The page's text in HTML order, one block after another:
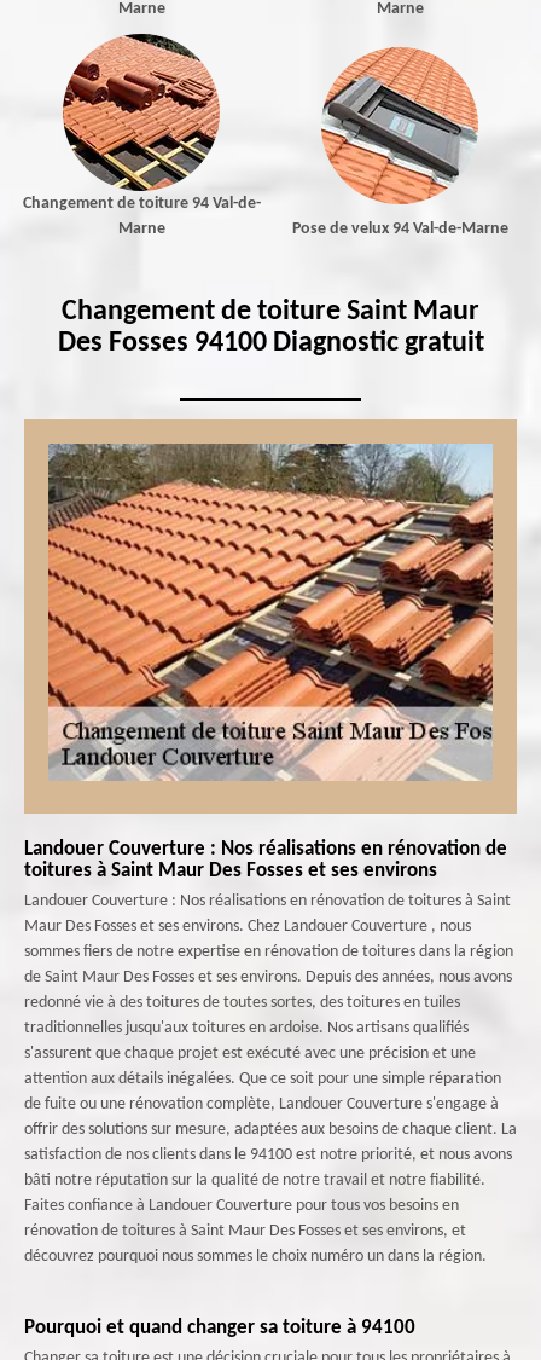
Marne
Marne
Changement de toiture 94 Val-de-
Marne
Pose de velux 94 Val-de-Marne
Changement de toiture Saint Maur
Des Fosses 94100 Diagnostic gratuit
Landouer Couverture : Nos réalisations en rénovation de
toitures à Saint Maur Des Fosses et ses environs
Landouer Couverture : Nos réalisations en rénovation de toitures à Saint
Maur Des Fosses et ses environs. Chez Landouer Couverture , nous
sommes fiers de notre expertise en rénovation de toitures dans la région
de Saint Maur Des Fosses et ses environs. Depuis des années, nous avons
redonné vie à des toitures de toutes sortes, des toitures en tuiles
traditionnelles jusqu'aux toitures en ardoise. Nos artisans qualifiés
s'assurent que chaque projet est exécuté avec une précision et une
attention aux détails inégalées. Que ce soit pour une simple réparation
de fuite ou une rénovation complète, Landouer Couverture s'engage à
offrir des solutions sur mesure, adaptées aux besoins de chaque client. La
satisfaction de nos clients dans le 94100 est notre priorité, et nous avons
bâti notre réputation sur la qualité de notre travail et notre fiabilité.
Faites confiance à Landouer Couverture pour tous vos besoins en
rénovation de toitures à Saint Maur Des Fosses et ses environs, et
découvrez pourquoi nous sommes le choix numéro un dans la région.
Pourquoi et quand changer sa toiture à 94100